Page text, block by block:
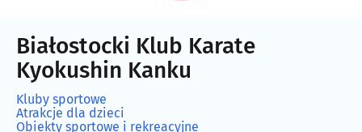
Białostocki Klub Karate
Kyokushin Kanku
Kluby sportowe
Atrakcje dla dzieci
Obiekty sportowe i rekreacyjne